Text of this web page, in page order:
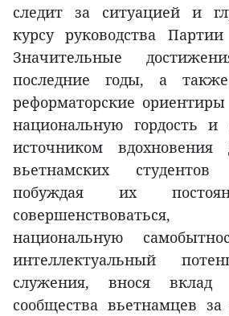
следит за ситуацией и
курсу руководства
Значительные
последние годы, а
реформаторские
национальную гордость
источником вдохновения
вьетнамских
побуждая их
национальную
интеллектуальный
служения, внося вклад
сообщества вьетнамцев